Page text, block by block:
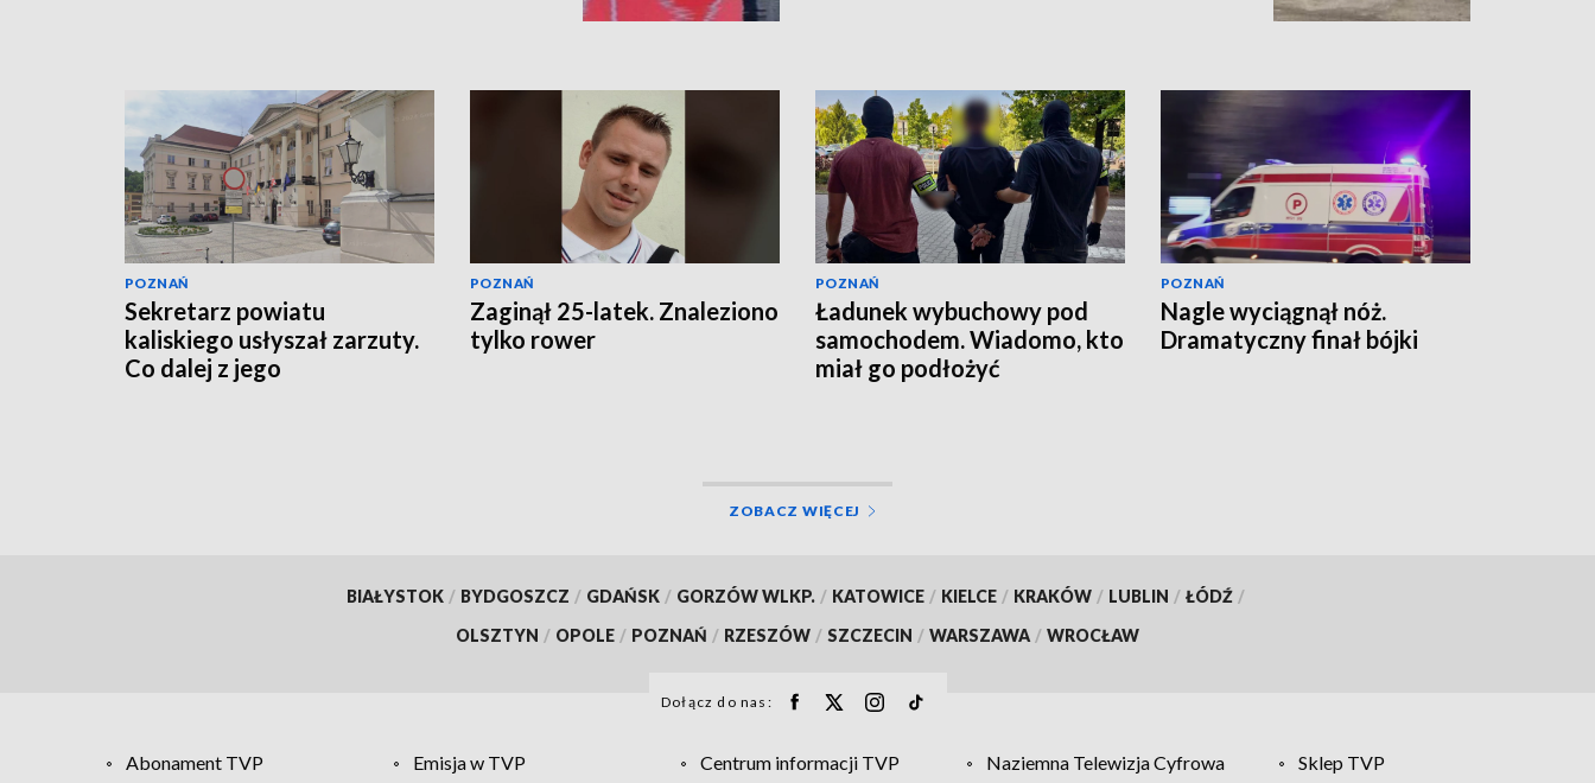
POZNAŃ
Sekretarz powiatu
kaliskiego usłyszał zarzuty.
Co dalej z jego
POZNAŃ
Zaginął 25-latek. Znaleziono
tylko rower
POZNAŃ
Ładunek wybuchowy pod
samochodem. Wiadomo, kto
miał go podłożyć
POZNAŃ
Nagle wyciągnął nóż.
Dramatyczny finał bójki
ZOBACZ WIĘCEJ
BIAŁYSTOK / BYDGOSZCZ / GDAŃSK / GORZÓW WLKP. / KATOWICE / KIELCE / KRAKÓW / LUBLIN / ŁÓDŹ /
OLSZTYN / OPOLE / POZNAŃ / RZESZÓW / SZCZECIN / WARSZAWA / WROCŁAW
Dołącz do nas:
Abonament TVP Emisja w TVP Centrum informacji TVP Naziemna Telewizja Cyfrowa Sklep TVP